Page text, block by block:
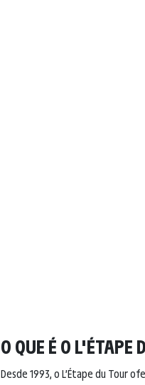
O QUE É O L'ÉTAPE
Desde 1993, o L’Étape du Tour